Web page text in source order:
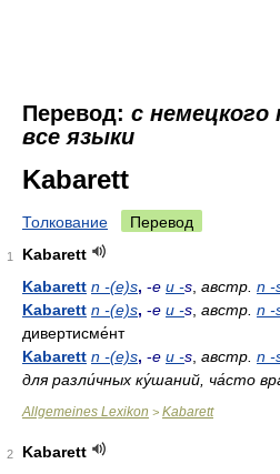
Перевод: с немецкого
все языки
Kabarett
Толкование Перевод
1
Kabarett
Kabarett n -(e)s, -e и -s австр. n -
Kabarett n -(e)s, -e и -s австр. n -
дивертисме́нт
Kabarett n -(e)s, -e и -s австр. n -
для разли́чных ку́шаний, ча́сто
Allgemeines Lexikon > Kabarett
2
Kabarett